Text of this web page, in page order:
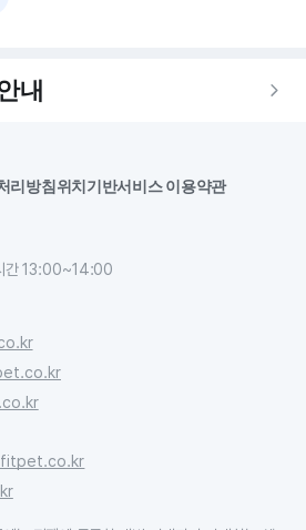
내
리방침위치기반서비스 이용약관
간 13:00~14:00